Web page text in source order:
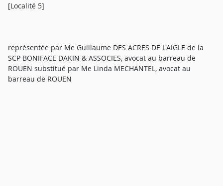
[Localité 5]
représentée par Me Guillaume DES ACRES DE L'AIGLE de la
SCP BONIFACE DAKIN & ASSOCIES, avocat au barreau de
ROUEN substitué par Me Linda MECHANTEL, avocat au
barreau de ROUEN